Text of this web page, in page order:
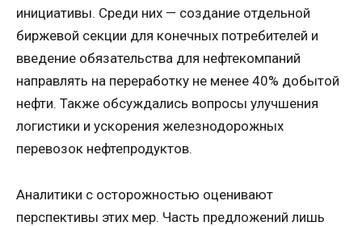
инициативы. Среди них — создание отдельной
биржевой секции для конечных потребителей и
введение обязательства для нефтекомпаний
направлять на переработку не менее 40% добытой
нефти. Также обсуждались вопросы улучшения
логистики и ускорения железнодорожных
перевозок нефтепродуктов.
Аналитики с осторожностью оценивают
перспективы этих мер. Часть предложений лишь